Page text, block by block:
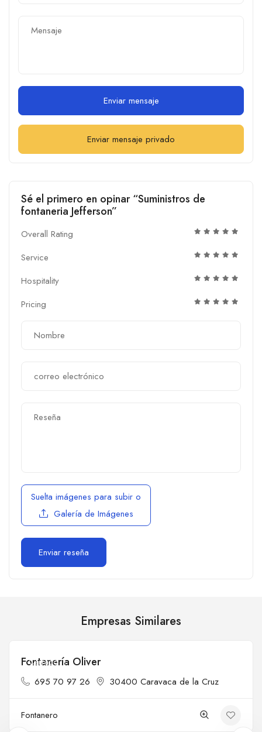
Enviar mensaje
Enviar mensaje privado
Sé el primero en opinar “Suministros de
fontaneria Jefferson”
Overall Rating
Service
Hospitality
Pricing
Suelta imágenes para subir o
Galería de Imágenes
Empresas Similares
Cerrado
Fontanería Oliver
695 70 97 26 30400 Caravaca de la Cruz
Fontanero